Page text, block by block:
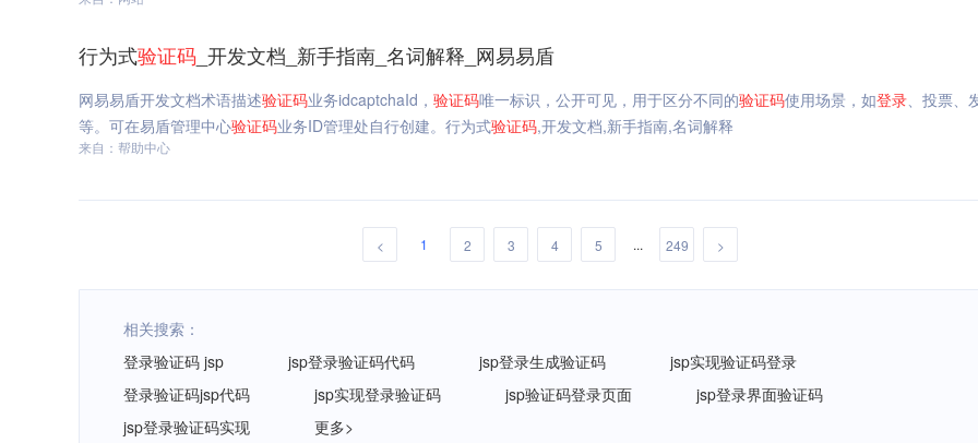
行为式验证码 _开发文档_新手指南_名词解释_网易易盾
网易易盾开发文档术语描述验证码业务idcaptchaId， 验证码唯一标识，公开可见，用于区分不同的验证码使用场景，如登录、投票、
等。可在易盾管理中心验证码业务ID管理处自行创建。行为式验证码,开发文档,新手指南,名词解释
来自：帮助中心
< 1 2 3 4 5 ... 249 >
相关搜索：
登录验证码 jsp
jsp登录验证码代码 jsp登录生成验证码
jsp实现验证码登录
登录验证码jsp代码
jsp实现登录验证码 jsp验证码登录页面
jsp登录界面验证码
jsp登录验证码实现
更多>